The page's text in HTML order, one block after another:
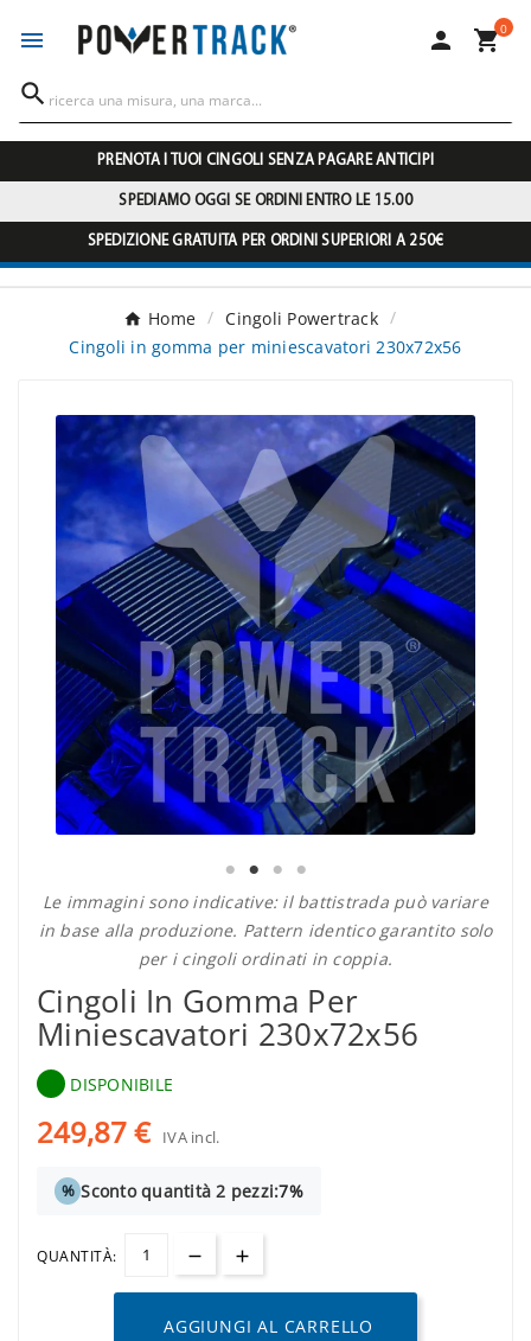
  0

PRENOTA I TUOI CINGOLI SENZA PAGARE ANTICIPI
SPEDIAMO OGGI SE ORDINI ENTRO LE 15.00
SPEDIZIONE GRATUITA PER ORDINI SUPERIORI A 250€
Home
Cingoli Powertrack
Cingoli in gomma per miniescavatori 230x72x56
Le immagini sono indicative: il battistrada può variare
in base alla produzione. Pattern identico garantito solo
per i cingoli ordinati in coppia.
Cingoli In Gomma Per
Miniescavatori 230x72x56
DISPONIBILE
249,87 € IVA incl.
% Sconto quantità 2 pezzi:7%
QUANTITÀ:
AGGIUNGI AL CARRELLO